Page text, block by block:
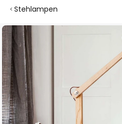
Stehlampen
Zum
Ende
der
Bildgalerie
springen